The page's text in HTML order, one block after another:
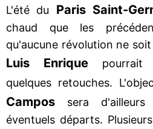
L'été du Paris Saint-
chaud que les
qu'aucune révolution ne
Luis Enriquepourrait
quelques retouches.
Campos sera d'ailleurs
éventuels départs.